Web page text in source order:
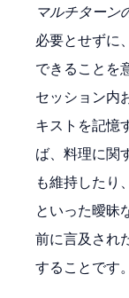
マルチターン
必要とせずに
できることを
セッション内
キストを記憶
ば、料理に関
も維持したり
といった曖昧
前に言及され
することです。